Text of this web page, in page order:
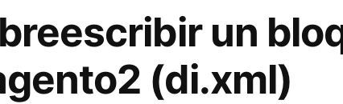
un
(di.xml)